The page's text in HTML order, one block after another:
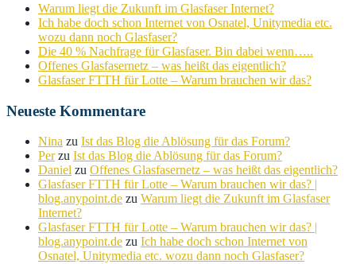
Warum liegt die Zukunft im Glasfaser Internet?
Ich habe doch schon Internet von Osnatel, Unitymedia etc.
wozu dann noch Glasfaser?
Die 40 % Nachfrage für Glasfaser. Bin dabei wenn…..
Offenes Glasfasernetz – was heißt das eigentlich?
Glasfaser FTTH für Lotte – Warum brauchen wir das?
Neueste Kommentare
Nina zu Ist das Blog die Ablösung für das Forum?
Perzu Ist das Blog die Ablösung für das Forum?
Daniel zu Offenes Glasfasernetz – was heißt das eigentlich?
Glasfaser FTTH für Lotte – Warum brauchen wir das? |
blog.anypoint.de zu Warum liegt die Zukunft im Glasfaser
Internet?
Glasfaser FTTH für Lotte – Warum brauchen wir das? |
blog.anypoint.de zu Ich habe doch schon Internet von
Osnatel, Unitymedia etc. wozu dann noch Glasfaser?